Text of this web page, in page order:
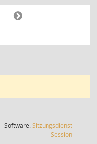
Software:Sitzungsdienst
Session(Wird in